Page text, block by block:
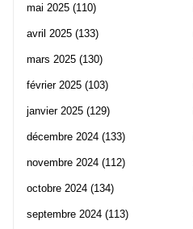
mai 2025 (110)
avril 2025 (133)
mars 2025 (130)
février 2025 (103)
janvier 2025 (129)
décembre 2024 (133)
novembre 2024 (112)
octobre 2024 (134)
septembre 2024 (113)